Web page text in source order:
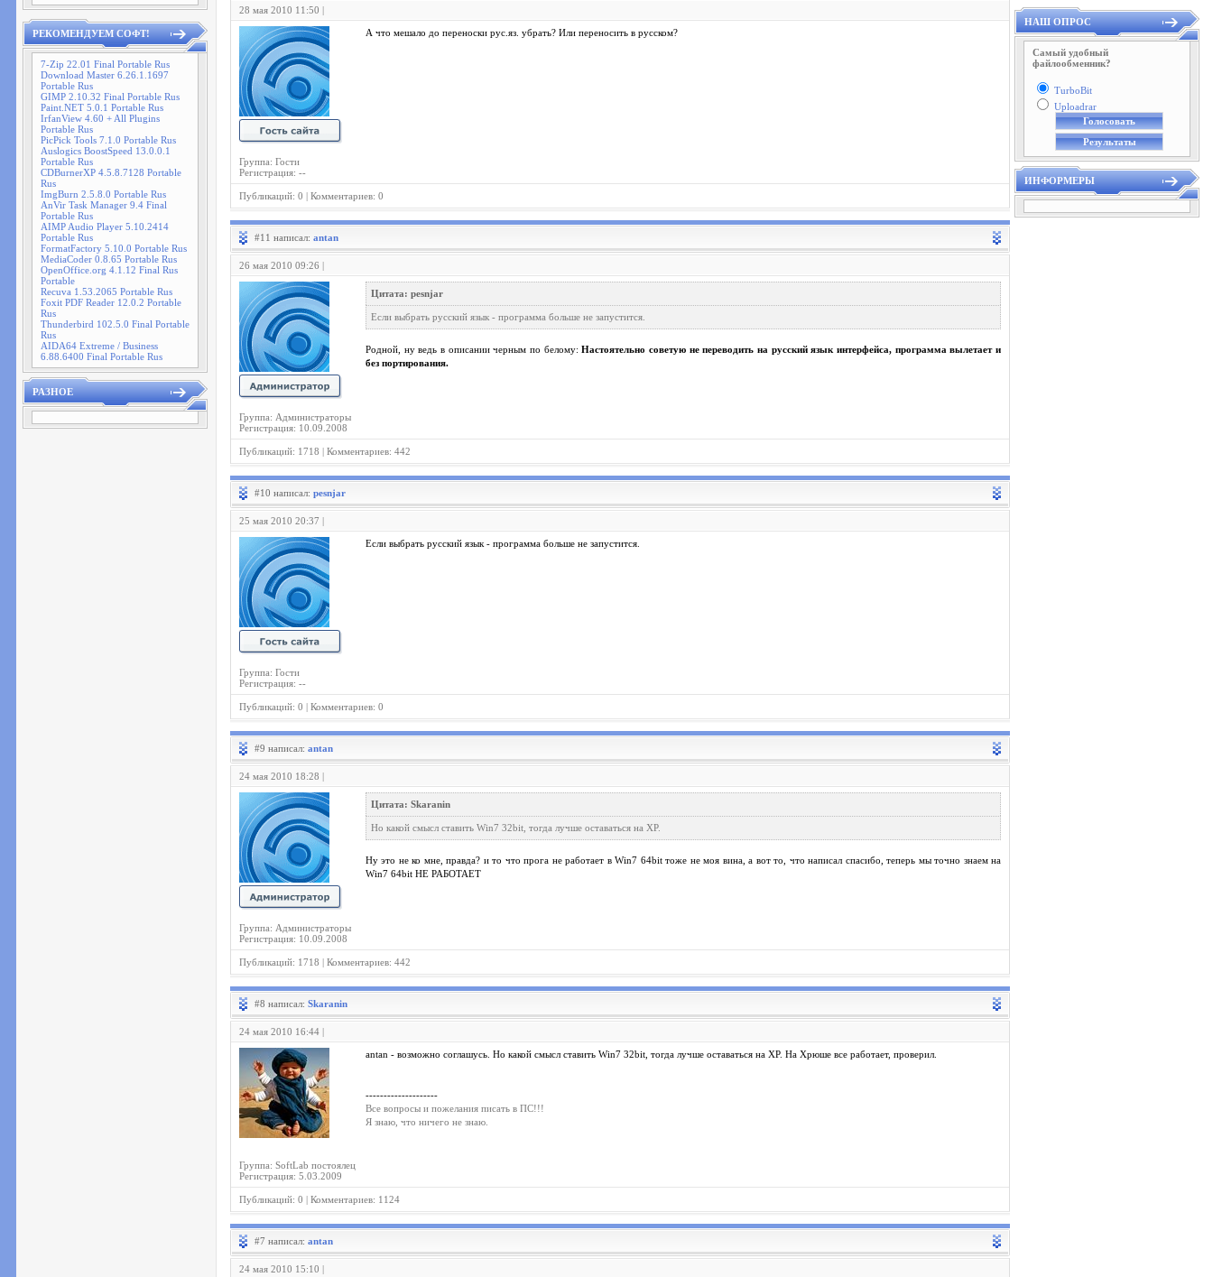
РЕКОМЕНДУЕМ СОФТ!
7-Zip 22.01 Final Portable Rus
Download Master 6.26.1.1697
Portable Rus
GIMP 2.10.32 Final Portable Rus
Paint.NET 5.0.1 Portable Rus
IrfanView 4.60 + All Plugins
Portable Rus
PicPick Tools 7.1.0 Portable Rus
Auslogics BoostSpeed 13.0.0.1
Portable Rus
CDBurnerXP 4.5.8.7128 Portable
Rus
ImgBurn 2.5.8.0 Portable Rus
AnVir Task Manager 9.4 Final
Portable Rus
AIMP Audio Player 5.10.2414
Portable Rus
FormatFactory 5.10.0 Portable Rus
MediaCoder 0.8.65 Portable Rus
OpenOffice.org 4.1.12 Final Rus
Portable
Recuva 1.53.2065 Portable Rus
Foxit PDF Reader 12.0.2 Portable
Rus
Thunderbird 102.5.0 Final Portable
Rus
AIDA64 Extreme / Business
6.88.6400 Final Portable Rus
РАЗНОЕ
28 мая 2010 11:50 |
Группа: Гости
Регистрация: --
А что мешало до переноски рус.яз. убрать? Или переносить в русском?
Публикаций: 0 | Комментариев: 0
#11 написал: antan
26 мая 2010 09:26 |
Группа: Администраторы
Регистрация: 10.09.2008
Цитата: pesnjar
Если выбрать русский язык - программа больше не запустится.
Родной, ну ведь в описании черным по белому:Настоятельно советую не переводить на русский язык интерфейса, программа вылетает и
без портирования.
Публикаций: 1718 | Комментариев: 442
#10 написал: pesnjar
25 мая 2010 20:37 |
Группа: Гости
Регистрация: --
Если выбрать русский язык - программа больше не запустится.
Публикаций: 0 | Комментариев: 0
#9 написал: antan
24 мая 2010 18:28 |
Группа: Администраторы
Регистрация: 10.09.2008
Цитата: Skaranin
Но какой смысл ставить Win7 32bit, тогда лучше оставаться на ХР.
Ну это не ко мне, правда? и то что прога не работает в Win7 64bit тоже не моя вина, а вот то, что написал спасибо, теперь мы точно знаем на
Win7 64bit НЕ РАБОТАЕТ
Публикаций: 1718 | Комментариев: 442
#8 написал: Skaranin
24 мая 2010 16:44 |
Группа: SoftLab постоялец
Регистрация: 5.03.2009
antan - возможно соглашусь. Но какой смысл ставить Win7 32bit, тогда лучше оставаться на ХР. На Хрюше все работает, проверил.
--------------------
Все вопросы и пожелания писать в ПС!!!
Я знаю, что ничего не знаю.
Публикаций: 0 | Комментариев: 1124
#7 написал: antan
24 мая 2010 15:10 |
НАШ ОПРОС
Самый удобный
файлообменник?
TurboBit
Uploadrar
ИНФОРМЕРЫ